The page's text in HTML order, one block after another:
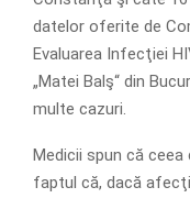
datelor oferite de
Evaluarea Infecţiei
„Matei Balş“ din
multe cazuri.
Medicii spun că
faptul că, dacă